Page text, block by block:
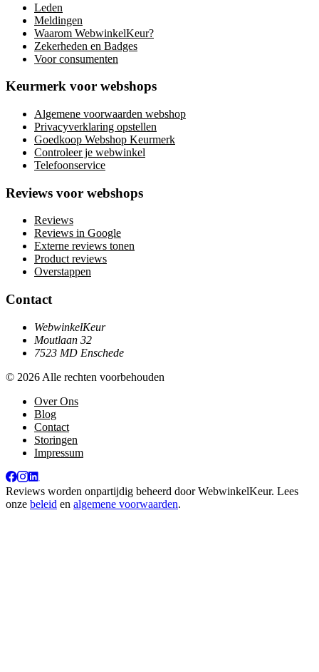
Leden
Meldingen
Waarom WebwinkelKeur?
Zekerheden en Badges
Voor consumenten
Keurmerk voor webshops
Algemene voorwaarden webshop
Privacyverklaring opstellen
Goedkoop Webshop Keurmerk
Controleer je webwinkel
Telefoonservice
Reviews voor webshops
Reviews
Reviews in Google
Externe reviews tonen
Product reviews
Overstappen
Contact
WebwinkelKeur
Moutlaan 32
7523 MD Enschede
© 2026 Alle rechten voorbehouden
Over Ons
Blog
Contact
Storingen
Impressum
Reviews worden onpartijdig beheerd doorWebwinkelKeur. Lees
onze beleid en algemene voorwaarden.